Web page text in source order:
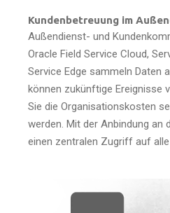
Kundenbetreuung im
Außendienst- und
Oracle Field Service Cloud,
Service Edge sammeln Daten
können zukünftige Ereignisse
Sie die Organisationskosten
werden. Mit der Anbindung an
einen zentralen Zugriff auf